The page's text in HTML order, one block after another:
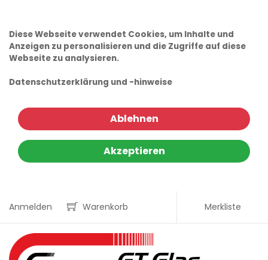
Diese Webseite verwendet Cookies, um Inhalte und
Anzeigen zu personalisieren und die Zugriffe auf diese
Webseite zu analysieren.
Datenschutzerklärung und -hinweise
Ablehnen
Akzeptieren
Anmelden Warenkorb Merkliste